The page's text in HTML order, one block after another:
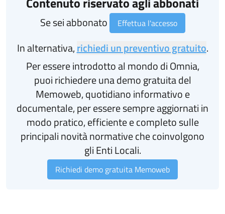
Se sei abbonato Effettua l'accesso
In alternativa,richiedi un preventivo gratuito.
Per essere introdotto al mondo di Omnia,
puoi richiedere una demo gratuita del
Memoweb, quotidiano informativo e
documentale, per essere sempre aggiornati in
modo pratico, efficiente e completo sulle
principali novità normative che coinvolgono
gli Enti Locali.
Richiedi demo gratuita Memoweb